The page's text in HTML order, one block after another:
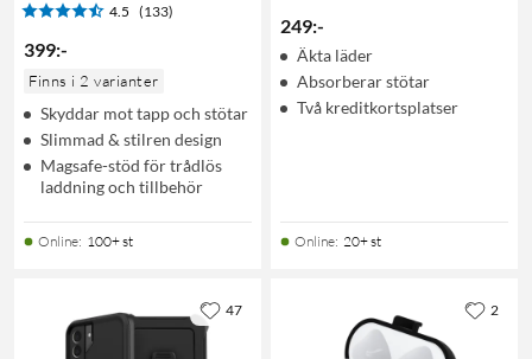
4.5 (133)
399:-
Finns i 2 varianter
Skyddar mot tapp och stötar
Slimmad & stilren design
Magsafe-stöd för trådlös
laddning och tillbehör
Online: 100+ st
249:-
Äkta läder
Absorberar stötar
Två kreditkortsplatser
Online: 20+ st
47 2